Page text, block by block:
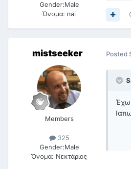
Gender:Male
Όνομα: nai
mistseeker
Members
325
Gender:Male
Όνομα: Νεκτάριος
Posted
Έχω